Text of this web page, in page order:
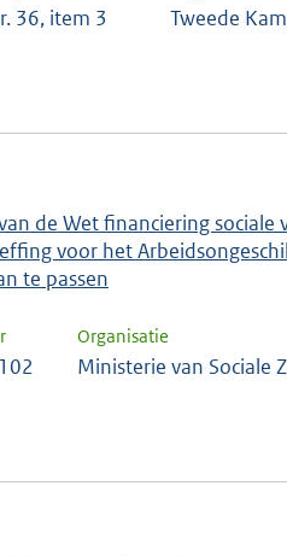
36, item 3 Tweede
de Wet financiering
voor het
te passen
Organisatie
Ministerie van Sociale